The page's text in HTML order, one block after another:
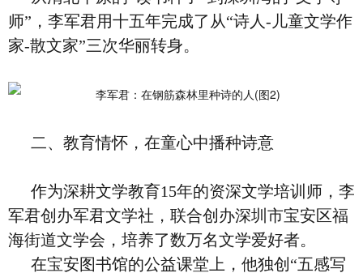
师”，李军君用十五年完成了从“诗人-儿童文学作
家-散文家”三次华丽转身。
二、教育情怀，在童心中播种诗意
作为深耕文学教育15年的资深文学培训师，李
军君创办军君文学社，联合创办深圳市宝安区福
海街道文学会，培养了数万名文学爱好者。
在宝安图书馆的公益课堂上，他独创“五感写